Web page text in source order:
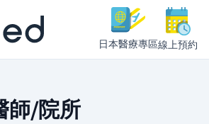
日本醫療專區線上預約
師/院所